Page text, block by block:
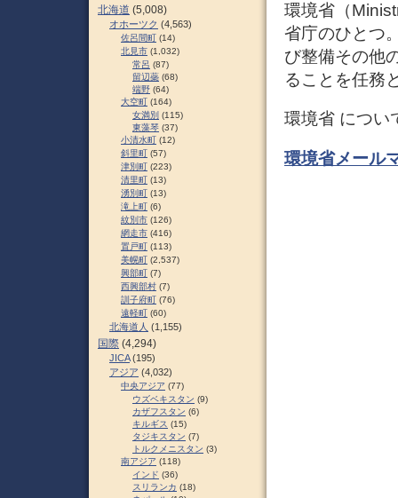
環境省（
省庁のひとつ
び整備その他
ることを任務
環境省 につい
環境省メール
北海道 (5,008)
オホーツク (4,563)
佐呂間町 (14)
北見市 (1,032)
常呂 (87)
留辺蘂 (68)
端野 (64)
大空町 (164)
女満別 (115)
東藻琴 (37)
小清水町 (12)
斜里町 (57)
津別町 (223)
清里町 (13)
湧別町 (13)
滝上町 (6)
紋別市 (126)
網走市 (416)
置戸町 (113)
美幌町 (2,537)
興部町 (7)
西興部村 (7)
訓子府町 (76)
遠軽町 (60)
北海道人 (1,155)
国際 (4,294)
JICA(195)
アジア (4,032)
中央アジア (77)
ウズベキスタン (9)
カザフスタン (6)
キルギス (15)
タジキスタン (7)
トルクメニスタン (3)
南アジア (118)
インド (36)
スリランカ (18)